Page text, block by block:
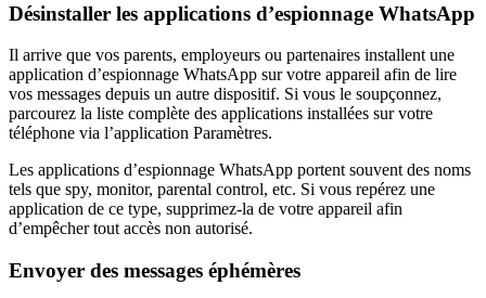
Désinstaller les applications d’espionnage WhatsApp
Il arrive que vos parents, employeurs ou partenaires installent une
application d’espionnage WhatsApp sur votre appareil afin de lire
vos messages depuis un autre dispositif. Si vous le soupçonnez,
parcourez la liste complète des applications installées sur votre
téléphone via l’application Paramètres.
Les applications d’espionnage WhatsApp portent souvent des noms
tels que spy, monitor, parental control, etc. Si vous repérez une
application de ce type, supprimez-la de votre appareil afin
d’empêcher tout accès non autorisé.
Envoyer des messages éphémères